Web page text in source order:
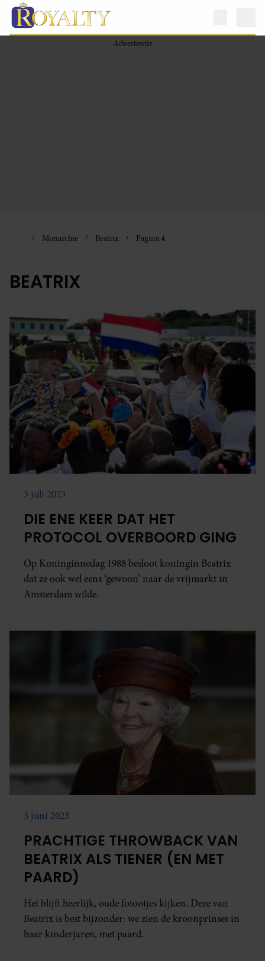
Monarchie Beatrix Pagina 4
BEATRIX
3 juli 2023
DIE ENE KEER DAT HET
PROTOCOL OVERBOORD GING
Op Koninginnedag 1988 besloot koningin Beatrix
dat ze ook wel eens ‘gewoon’ naar de vrijmarkt in
Amsterdam wilde.
3 juni 2023
PRACHTIGE THROWBACK VAN
BEATRIX ALS TIENER (EN MET
PAARD)
Het blijft heerlijk, oude fotootjes kijken. Deze van
Beatrix is best bijzonder: we zien de kroonprinses in
haar kinderjaren, met paard.